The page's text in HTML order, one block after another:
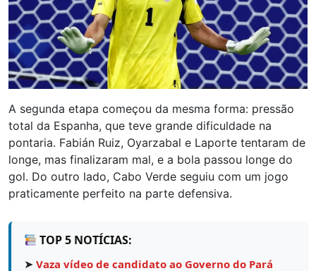
A segunda etapa começou da mesma forma: pressão
total da Espanha, que teve grande dificuldade na
pontaria. Fabián Ruiz, Oyarzabal e Laporte tentaram de
longe, mas finalizaram mal, e a bola passou longe do
gol. Do outro lado, Cabo Verde seguiu com um jogo
praticamente perfeito na parte defensiva.
TOP 5 NOTÍCIAS:
➤ Vaza vídeo de candidato ao Governo do Pará